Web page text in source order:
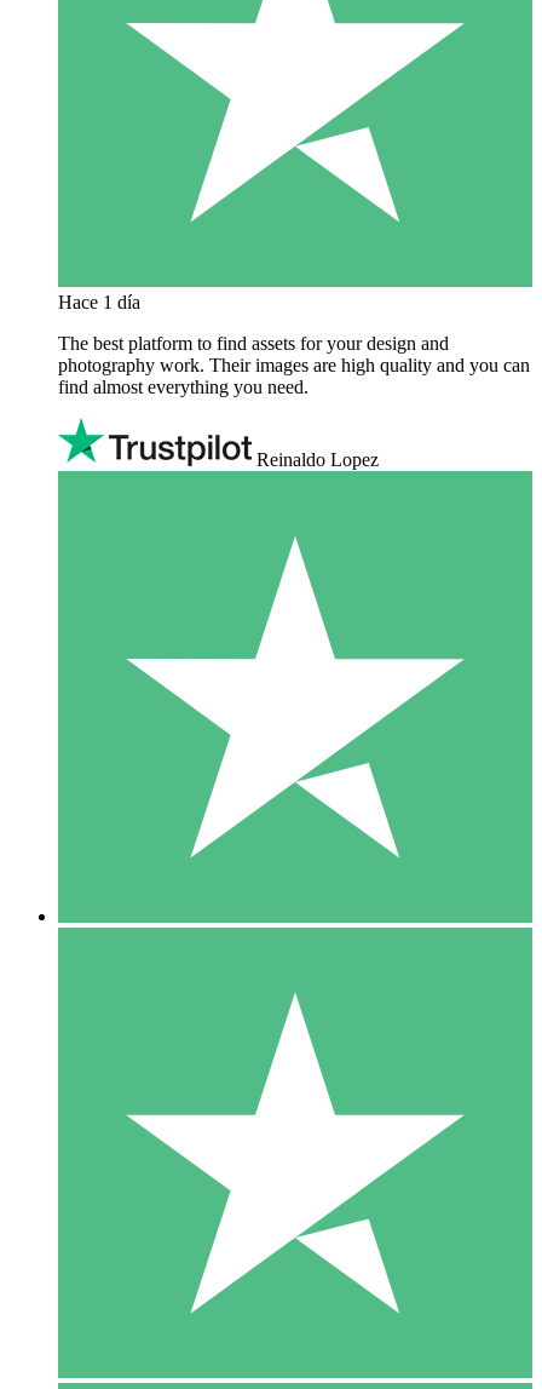
Hace 1 día
The best platform to find assets for your design and
photography work. Their images are high quality and you can
find almost everything you need.
Reinaldo Lopez